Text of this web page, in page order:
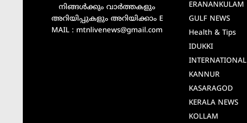
നിങ്ങൾക്കും വാർത്തകളും
അറിയിപ്പുകളും അറിയിക്കാം E
MAIL : mtnlivenews@gmail.com
ERANANKULAM
GULF NEWS
Health & Tips
IDUKKI
INTERNATIONAL
KANNUR
KASARAGOD
KERALA NEWS
KOLLAM